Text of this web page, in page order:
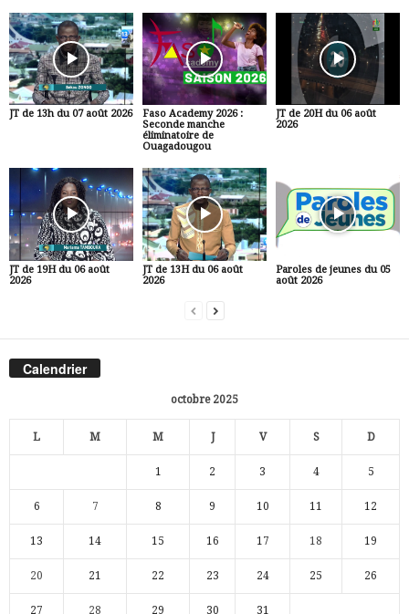
JT de 13h du 07 août 2026
Faso Academy 2026 :
Seconde manche
éliminatoire de
Ouagadougou
JT de 20H du 06 août
2026
JT de 19H du 06 août
2026
JT de 13H du 06 août
2026
Paroles de jeunes du 05
août 2026
Calendrier
octobre 2025
L M M J V S D
1 2 3 4 5
6 7 8 9 10 11 12
13 14 15 16 17 18 19
20 21 22 23 24 25 26
27 28 29 30 31